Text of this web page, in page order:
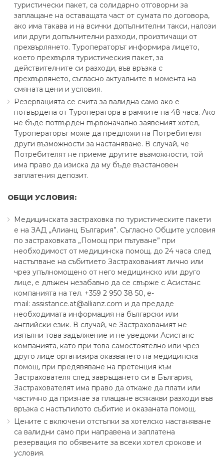
туристически пакет, са солидарно отговорни за
заплащане на оставащата част от сумата по договора,
ако има такава и на всички допълнителни такси, налози
или други допълнителни разходи, произтичащи от
прехвърлянето. Туроператорът информира лицето,
което прехвърля туристическия пакет, за
действителните си разходи, във връзка с
прехвърлянето, съгласно актуалните в момента на
смяната цени и условия.
Резервацията се счита за валидна само ако е
потвърдена от Туроператора в рамките на 48 часа. Ако
не бъде потвърден първоначално заявеният хотел,
Туроператорът може да предложи на Потребителя
други възможности за настаняване. В случай, че
Потребителят не приеме другите възможности, той
има право да изиска да му бъде възстановен
заплатения депозит.
ОБЩИ УСЛОВИЯ:
Медицинската застраховка по туристическите пакети
е на ЗАД „Алианц България”. Съгласно Общите условия
по застраховката „Помощ при пътуване” при
необходимост от медицинска помощ, до 24 часа след
настъпване на събитието Застрахованият лично или
чрез упълномощено от него медицинско или друго
лице, е длъжен незабавно да се свърже с Асистанс
компанията на тел. +359 2 950 38 50, е-
mail: assistance.at@allianz.com и да предаде
необходимата информация на български или
английски език. В случай, че Застрахованият не
изпълни това задължение и не уведоми Асистанс
компанията, като при това самостоятелно или чрез
друго лице организира оказването на медицинска
помощ, при предявяване на претенция към
Застрахователя след завръщането си в България,
Застрахователят има право да откаже да плати или
частично да признае за плащане всякакви разходи във
връзка с настъпилото събитие и оказаната помощ.
Цените с включени отстъпки за хотелско настаняване
са валидни само при направена и заплатена
резервация по обявените за всеки хотел срокове и
условия.